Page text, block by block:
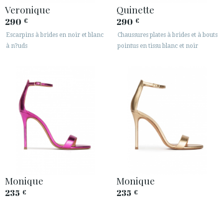
Veronique
290 €
Escarpins à brides en noir et blanc
à n?uds
Quinette
290 €
Chaussures plates à brides et à bouts
pointus en tissu blanc et noir
Monique
235 €
Monique
235 €